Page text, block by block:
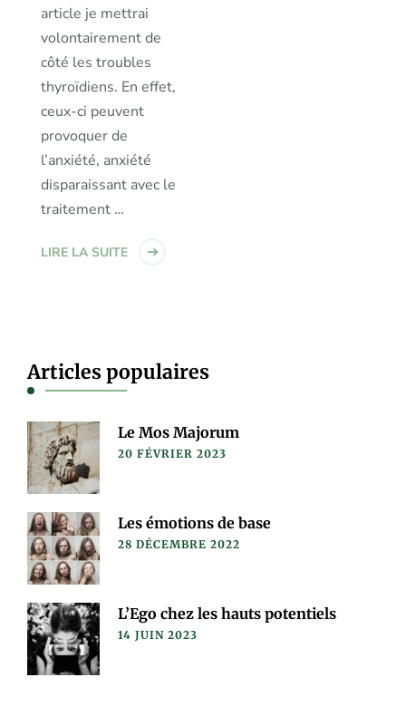
article je mettrai
volontairement de
côté les troubles
thyroïdiens. En effet,
ceux-ci peuvent
provoquer de
l’anxiété, anxiété
disparaissant avec le
traitement …
LIRE LA SUITE
Articles populaires
Le Mos Majorum
20 FÉVRIER 2023
Les émotions de base
28 DÉCEMBRE 2022
L’Ego chez les hauts potentiels
14 JUIN 2023